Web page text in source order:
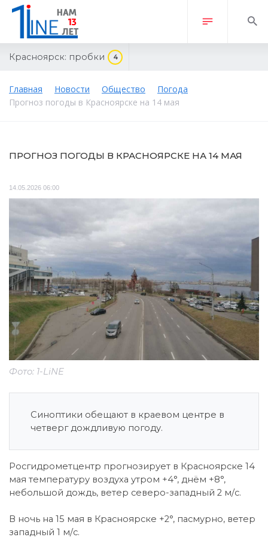
Красноярск: пробки 4
Главная Новости Общество
Погода
Прогноз погоды в Красноярске на 14 мая
ПРОГНОЗ ПОГОДЫ В КРАСНОЯРСКЕ НА 14 МАЯ
14.05.2026 06:00
Фото: 1-LiNE
Синоптики обещают в краевом центре в
четверг дождливую погоду.
Росгидрометцентр прогнозирует в Красноярске 14
мая температуру воздуха утром +4°, днём +8°,
небольшой дождь, ветер северо-западный 2 м/с.
В ночь на 15 мая в Красноярске +2°, пасмурно, ветер
западный 1 м/с.